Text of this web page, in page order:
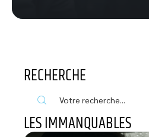
RECHERCHE
LES IMMANQUABLES